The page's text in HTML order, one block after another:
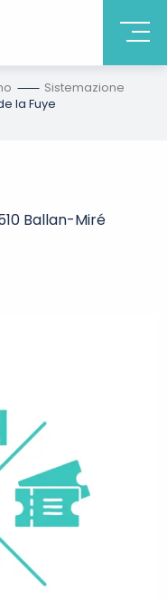
Sistemazione
la Fuye
Ballan-Miré